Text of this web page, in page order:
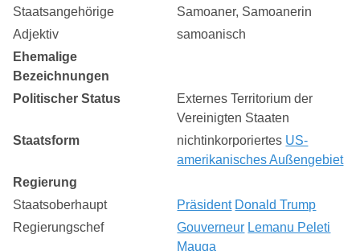
Staatsangehörige
Samoaner, Samoanerin
Adjektiv
samoanisch
Ehemalige
Bezeichnungen
Politischer Status
Externes Territorium der
Vereinigten Staaten
Staatsform
nichtinkorporiertes US-
amerikanisches Außengebiet
Regierung
Staatsoberhaupt
Präsident Donald Trump
Regierungschef
Gouverneur Lemanu Peleti
Mauga